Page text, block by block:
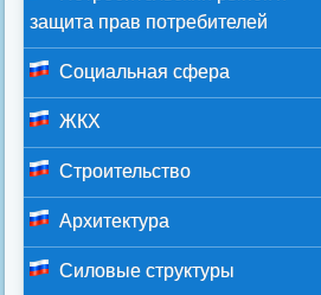
защита прав потребителей
Социальная сфера
ЖКХ
Строительство
Архитектура
Силовые структуры